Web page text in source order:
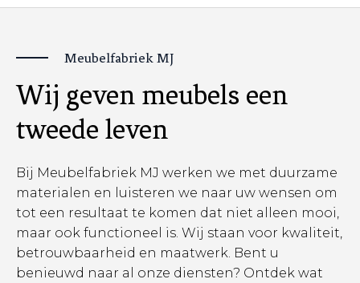
Meubelfabriek MJ
Wij geven meubels een
tweede leven
Bij Meubelfabriek MJ werken we met duurzame
materialen en luisteren we naar uw wensen om
tot een resultaat te komen dat niet alleen mooi,
maar ook functioneel is. Wij staan voor kwaliteit,
betrouwbaarheid en maatwerk. Bent u
benieuwd naar al onze diensten? Ontdek wat